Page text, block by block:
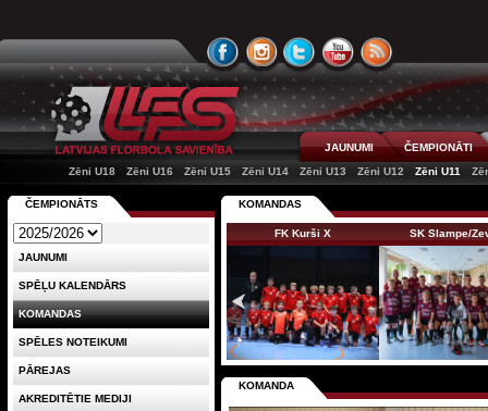
JAUNUMI
ČEMPIONĀTI
Zēni U18
Zēni U16 Zēni U15 Zēni U14 Zēni U13 Zēni U12 Zēni U11
KOMANDAS
FK Kurši X SK Slampe/
KOMANDA
ČEMPIONĀTS
JAUNUMI
SPĒĻU KALENDĀRS
KOMANDAS
SPĒLES NOTEIKUMI
PĀREJAS
AKREDITĒTIE MEDIJI